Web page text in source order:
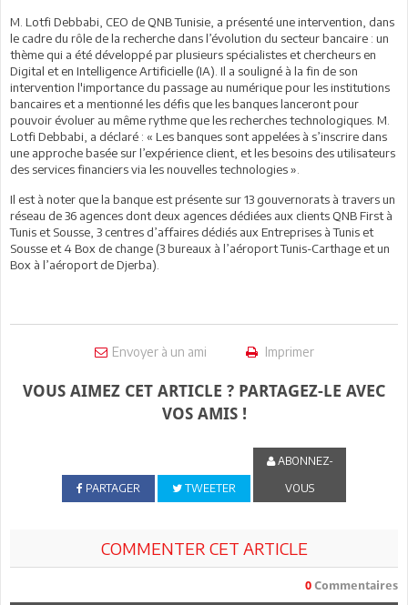
M. Lotfi Debbabi, CEO de QNB Tunisie, a présenté une intervention, dans
le cadre du rôle de la recherche dans l’évolution du secteur bancaire : un
thème qui a été développé par plusieurs spécialistes et chercheurs en
Digital et en Intelligence Artificielle (IA). Il a souligné à la fin de son
intervention l'importance du passage au numérique pour les institutions
bancaires et a mentionné les défis que les banques lanceront pour
pouvoir évoluer au même rythme que les recherches technologiques. M.
Lotfi Debbabi, a déclaré : « Les banques sont appelées à s’inscrire dans
une approche basée sur l’expérience client, et les besoins des utilisateurs
des services financiers via les nouvelles technologies ».
Il est à noter que la banque est présente sur 13 gouvernorats à travers un
réseau de 36 agences dont deux agences dédiées aux clients QNB First à
Tunis et Sousse, 3 centres d’affaires dédiés aux Entreprises à Tunis et
Sousse et 4 Box de change (3 bureaux à l’aéroport Tunis-Carthage et un
Box à l’aéroport de Djerba).
Envoyer à un ami Imprimer
VOUS AIMEZ CET ARTICLE ? PARTAGEZ-LE AVEC
VOS AMIS !
PARTAGER TWEETER
ABONNEZ-
VOUS
COMMENTER CET ARTICLE
0 Commentaires